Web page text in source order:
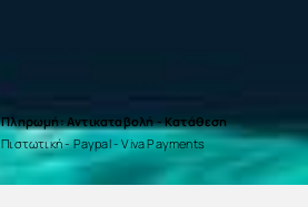
Πληρωμή: Αντικαταβολή - Κατάθεση
Πιστωτική - Paypal - Viva Payments